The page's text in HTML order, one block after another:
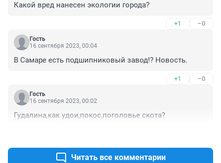
Какой вред нанесен экологии города?
+1 –0
Гость
16 сентября 2023, 00:04
В Самаре есть подшипниковый завод!? Новость.
+1 –0
Гость
16 сентября 2023, 00:02
Гудалина,как удои,покос,поголовье скота?
Читать все комментарии